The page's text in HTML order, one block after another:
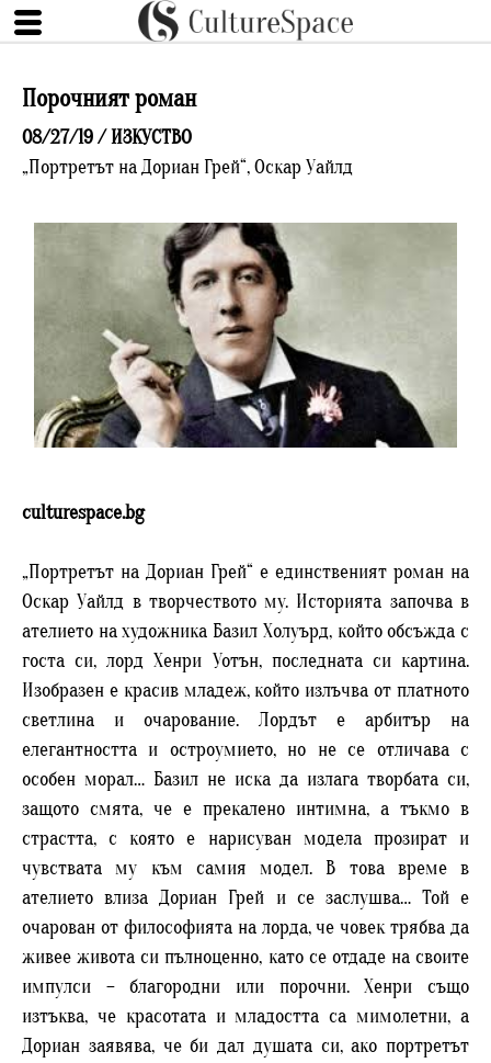
Порочният роман
08/27/19 /ИЗКУСТВО
„Портретът на Дориан Грей“, Оскар Уайлд
culturespace.bg
„Портретът на Дориан Грей“ е единственият роман на
Оскар Уайлд в творчеството му. Историята започва в
ателието на художника Базил Холуърд, който обсъжда с
госта си, лорд Хенри Уотън, последната си картина.
Изобразен е красив младеж, който излъчва от платното
светлина и очарование. Лордът е арбитър на
елегантността и остроумието, но не се отличава с
особен морал… Базил не иска да излага творбата си,
защото смята, че е прекалено интимна, а тъкмо в
страстта, с която е нарисуван модела прозират и
чувствата му към самия модел. В това време в
ателието влиза Дориан Грей и се заслушва… Той е
очарован от философията на лорда, че човек трябва да
живее живота си пълноценно, като се отдаде на своите
импулси – благородни или порочни. Хенри също
изтъква, че красотата и младостта са мимолетни, а
Дориан заявява, че би дал душата си, ако портретът